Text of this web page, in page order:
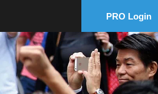
PRO Login